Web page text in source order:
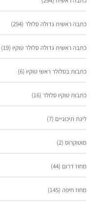
כתבה ראשית גדולה סלולר (294)
כתבה ראשית גדולה סלולר טוקיו (19)
כתבות בסלולר ראשי טוקיו (6)
כתבות טוקיו סלולר (16)
ליגת תיכוניים (7)
מוטוקרוס (2)
מחוז דרום (44)
מחוז חיפה (145)